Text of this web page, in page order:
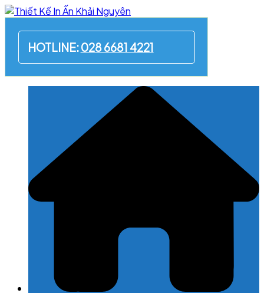
Skip
content
HOTLINE:028 6681 4221